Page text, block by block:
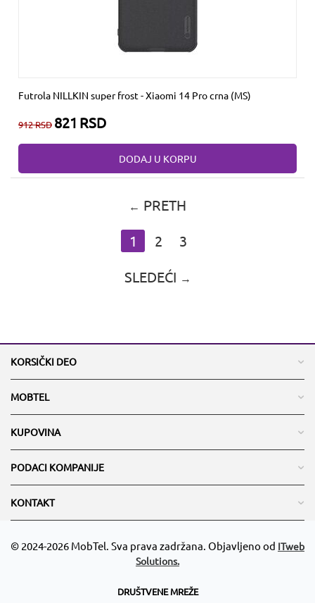
Futrola NILLKIN super frost - Xiaomi 14 Pro crna (MS)
912RSD 821 RSD
DODAJ U KORPU
PRETH
1 2 3
SLEDEĆI
KORSIČKI DEO
MOBTEL
KUPOVINA
PODACI KOMPANIJE
KONTAKT
© 2024-2026 MobTel. Sva prava zadržana. Objavljeno od ITweb
Solutions.
DRUŠTVENE MREŽE